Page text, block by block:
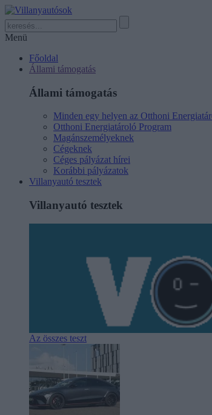
Menü
Főoldal
Állami támogatás
Állami támogatás
Minden egy helyen az Otthoni
Otthoni Energiatároló Program
Magánszemélyeknek
Cégeknek
Céges pályázat hírei
Korábbi pályázatok
Villanyautó tesztek
Villanyautó tesztek
Az összes teszt